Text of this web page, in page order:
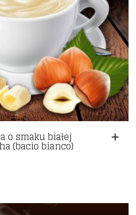
o smaku białej
(bacio bianco)